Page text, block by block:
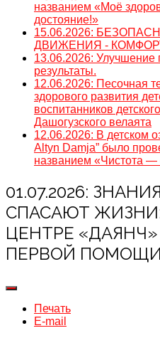
названием «Моё
достояние!»
15.06.2026:
ДВИЖЕНИЯ -
13.06.2026: Улучшение
результаты.
12.06.2026: Песочная
здорового развития
воспитанников
Дашогузского велаята
12.06.2026: В детском
Altyn Damja” было
названием «Чистота —
01.07.2026:
СПАСАЮТ
ЦЕНТРЕ
ПЕРВОЙ ПОМОЩИ
Печать
E-mail